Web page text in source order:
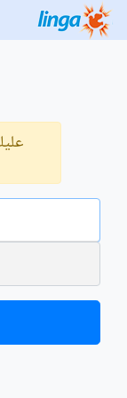
البريد الالكتروني
الكلمة السرية